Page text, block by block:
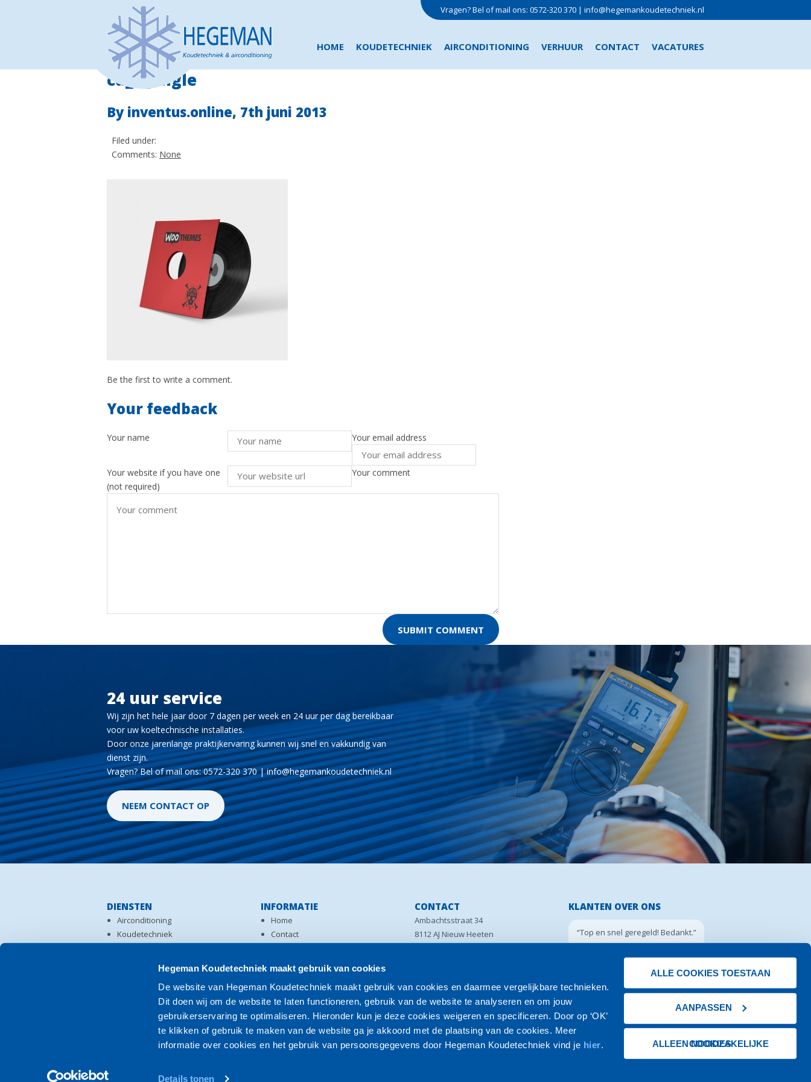
Hegeman Koudetechniek maakt gebruik van cookies
De website van Hegeman Koudetechniek maakt gebruik van cookies en daarmee vergelijkbare technieken.
Dit doen wij om de website te laten functioneren, gebruik van de website te analyseren en om jouw
gebruikerservaring te optimaliseren. Hieronder kun je deze cookies weigeren en specificeren. Door op ‘OK’
te klikken of gebruik te maken van de website ga je akkoord met de plaatsing van de cookies. Meer
informatie over cookies en het gebruik van persoonsgegevens door Hegeman Koudetechniek vind je hier.
Details tonen
ALLE COOKIES TOESTAAN
AANPASSEN
ALLEEN NOODZAKELIJKE COOKIES
Vragen? Bel of mail ons: 0572-320 370 | info@hegemankoudetechniek.nl
HOME KOUDETECHNIEK AIRCONDITIONING VERHUUR CONTACT VACATURES
cd_2_angle
By inventus.online, 7th juni 2013
Filed under:
Comments: None
Be the first to write a comment.
Your feedback
Your name Your email address
Your website if you have one
(not required)
Your comment
24 uur service
Wij zijn het hele jaar door 7 dagen per week en 24 uur per dag bereikbaar
voor uw koeltechnische installaties.
Door onze jarenlange praktijkervaring kunnen wij snel en vakkundig van
dienst zijn.
Vragen? Bel of mail ons: 0572-320 370 | info@hegemankoudetechniek.nl
NEEM CONTACT OP
DIENSTEN
Airconditioning
Koudetechniek
Koeltechniek Deventer
Koeltechniek Rijssen
Koeltechniek Zutphen
Koeltechniek Zwolle
INFORMATIE
Home
Contact
Offerte aanvraag
Privacy statement
Disclaimer
CONTACT
Ambachtsstraat 34
8112 AJ Nieuw Heeten
KLANTEN OVER ONS
“Top en snel geregeld! Bedankt.”
Leon Krieger